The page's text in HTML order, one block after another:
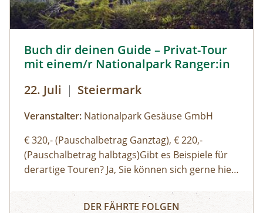
Form vermittelt.
Buch dir deinen Guide – Privat-Tour
mit einem/r Nationalpark Ranger:in
22. Juli | Steiermark
Veranstalter: Nationalpark Gesäuse GmbH
€ 320,- (Pauschalbetrag Ganztag), € 220,-
(Pauschalbetrag halbtags)Gibt es Beispiele für
derartige Touren? Ja, Sie können sich gerne hier
einen Überblick über unsere Standard-Touren
Buch dir deinen Guide – Privat-Tour mit einem/r
DER FÄHRTE FOLGEN